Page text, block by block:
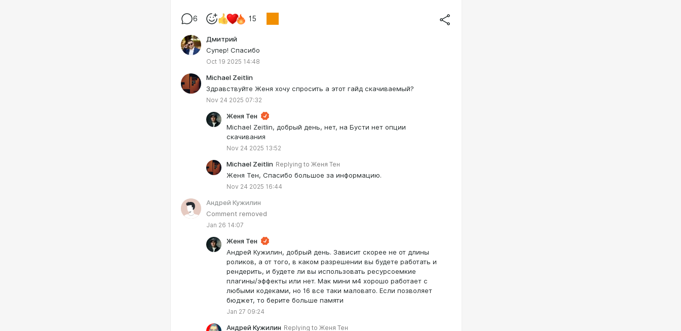
6 15
Дмитрий
Супер! Спасибо
Oct 19 2025 14:48
Michael Zeitlin
Здравствуйте Женя хочу спросить а этот гайд скачиваемый?
Nov 24 2025 07:32
Женя Тен
Michael Zeitlin, добрый день, нет, на Бусти нет опции
скачивания
Nov 24 2025 13:52
Michael Zeitlin Replying to Женя Тен
Женя Тен, Спасибо большое за информацию.
Nov 24 2025 16:44
Андрей Кужилин
Comment removed
Jan 26 14:07
Женя Тен
Андрей Кужилин, добрый день. Зависит скорее не от длины
роликов, а от того, в каком разрешении вы будете работать и
рендерить, и будете ли вы использовать ресурсоемкие
плагины/эффекты или нет. Мак мини м4 хорошо работает с
любыми кодеками, но 16 все таки маловато. Если позволяет
бюджет, то берите больше памяти
Jan 27 09:24
Андрей Кужилин Replying to Женя Тен